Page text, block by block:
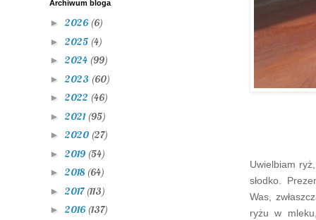
Uwielbiam
słodko.
Was,
ryżu w
Archiwum bloga
► 2026 (6)
► 2025 (4)
► 2024 (99)
► 2023 (60)
► 2022 (46)
► 2021 (95)
► 2020 (27)
► 2019 (54)
► 2018 (64)
► 2017(113)
► 2016 (137)